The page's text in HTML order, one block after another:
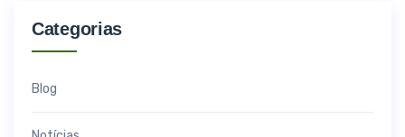
Categorias
Blog